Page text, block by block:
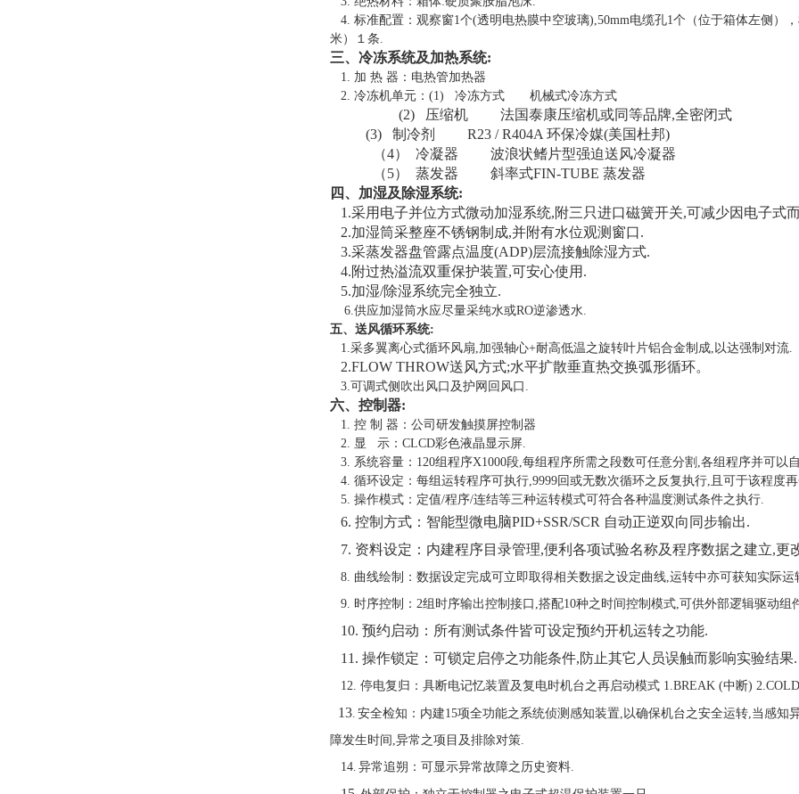
4.标准配置：观察窗1个(透明电热膜中空玻璃),50mm电缆孔1个（位于箱体左侧）
米）１条.
三、冷冻系统及加热系统:
1. 加 热 器： 电热管加热器
2.冷冻机单元：(1) 冷冻方式 机械式冷冻方式
(2) 压缩机 法国泰康压缩机或同等品牌,全密闭式
(3) 制冷剂 R23 / R404A环保冷媒(美国杜邦)
（4） 冷凝器 波浪状鳍片型强迫送风冷凝器
（5） 蒸发器 斜率式FIN-TUBE 蒸发器
四、加湿及除湿系统:
1.采用电子并位方式微动加湿系统,附三只进口磁簧开关,可减少因电子式
2.加湿筒采整座不锈钢制成,并附有水位观测窗口.
3.采蒸发器盘管露点温度(ADP)层流接触除湿方式.
4.附过热溢流双重保护装置,可安心使用.
5.加湿/除湿系统完全独立.
6.供应加湿筒水应尽量采纯水或RO逆渗透水.
五、送风循环系统:
1.采多翼离心式循环风扇,加强轴心+耐高低温之旋转叶片铝合金制成,以达强制对流.
2.FLOW THROW送风方式;水平扩散垂直热交换弧形循环。
3.可调式侧吹出风口及护网回风口.
六、控制器:
1.控 制 器：公司研发触摸屏控制器
2. 显
示：CLCD彩色液晶显示屏.
3. 系统容量：120组程序X1000段,每组程序所需之段数可任意分割,各组程序并可以
4.循环设定：每组运转程序可执行,9999回或无数次循环之反复执行,且可于该程度
5.操作模式 ：定值/程序/连结等三种运转模式可符合各种温度测试条件之执行.
6. 控制方式： 智能型微电脑PID+SSR/SCR 自动正逆双向同步输出.
7. 资料设定：内建程序目录管理,便利各项试验名称及程序数据之建立,更
8. 曲线绘制：数据设定完成可立即取得相关数据之设定曲线,运转中亦可获知实际运
9. 时序控制：2组时序输出控制接口,搭配10种之时间控制模式,可供外部逻辑驱动组
10. 预约启动： 所有测试条件皆可设定预约开机运转之功能.
11. 操作锁定：可锁定启停之功能条件,防止其它人员误触而影响实验结果.
12. 停电复归：具断电记忆装置及复电时机台之再启动模式 1.BREAK (中断)
13.安全检知： 内建15项全功能之系统侦测感知装置,以确保机台之安全运转,当感
障发生时间,异常之项目及排除对策.
14.异常追朔：可显示异常故障之历史资料.